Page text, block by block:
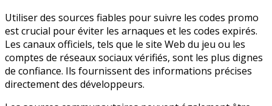
Utiliser des sources fiables pour suivre les codes promo
est crucial pour éviter les arnaques et les codes expirés.
Les canaux officiels, tels que le site Web du jeu ou les
comptes de réseaux sociaux vérifiés, sont les plus dignes
de confiance. Ils fournissent des informations précises
directement des développeurs.